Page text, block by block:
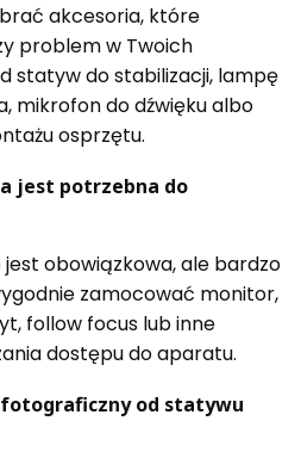
akcesoria, które
problem w Twoich
statyw do stabilizacji, lampę
mikrofon do dźwięku albo
osprzętu.
jest potrzebna do
obowiązkowa, ale bardzo
zamocować monitor,
follow focus lub inne
dostępu do aparatu.
od statywu